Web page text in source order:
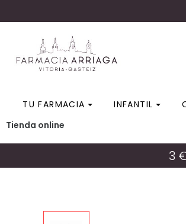
TU FARMACIA INFANTIL
Tienda online
3
Nutrición